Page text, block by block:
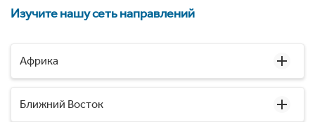
Изучите нашу сеть направлений
Африка
Ближний Восток